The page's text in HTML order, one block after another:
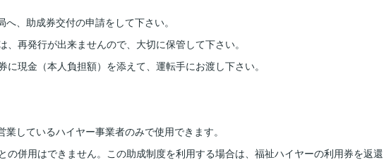
へ、助成券交付の申請をして下さい。
、再発行が出来ませんので、大切に保管して下さい。
に現金（本人負担額）を添えて、運転手にお渡し下さい。
業しているハイヤー事業者のみで使用できます。
の併用はできません。この助成制度を利用する場合は、福祉ハイヤーの利用券を返還